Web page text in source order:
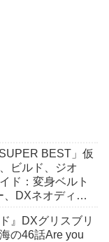
BEST」仮
ビルド、ジオ
ド：変身ベルト
、DXネオディケ
』DXグリスブリ
の46話Are you